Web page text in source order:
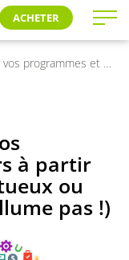
ACHETER
défectueux ou mort (même s’il ne s’allume pas !)
à partir
ou
pas !)